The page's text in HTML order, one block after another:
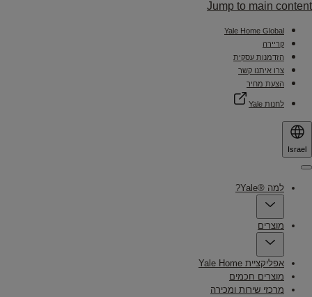
Jump to main content
Yale Home Global
קריירה
הזדמנות עסקית
צרו איתנו קשר
הצעת מחיר
לחנות Yale
Israel
למה ®Yale?
מוצרים
אפליקציית Yale Home
מוצרים חכמים
מרכזי שירות ומכירה